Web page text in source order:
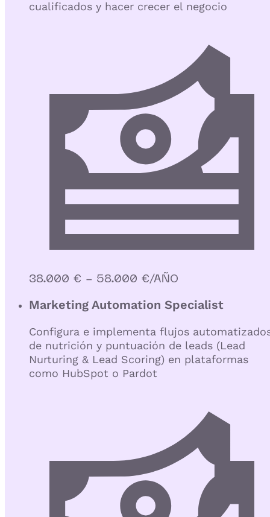
cualificados y hacer crecer el negocio
38.000 € - 58.000 €/AÑO
Marketing Automation Specialist
Configura e implementa flujos
de nutrición y puntuación de leads (Lead
Nurturing & Lead Scoring) en plataformas
como HubSpot o Pardot